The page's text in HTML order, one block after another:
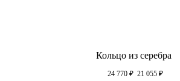
Кольцо из серебра
24 770 ₽ 21 055 ₽